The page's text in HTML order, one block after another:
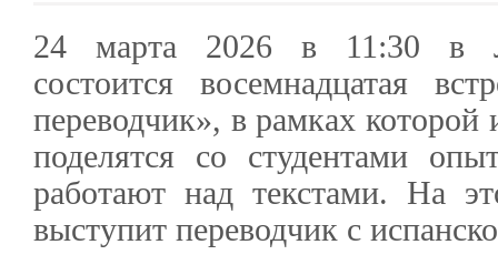
24 марта 2026 в 11:30 в
состоится восемнадцатая
переводчик», в рамках
поделятся со студентами
работают над текстами. На
выступит переводчик с